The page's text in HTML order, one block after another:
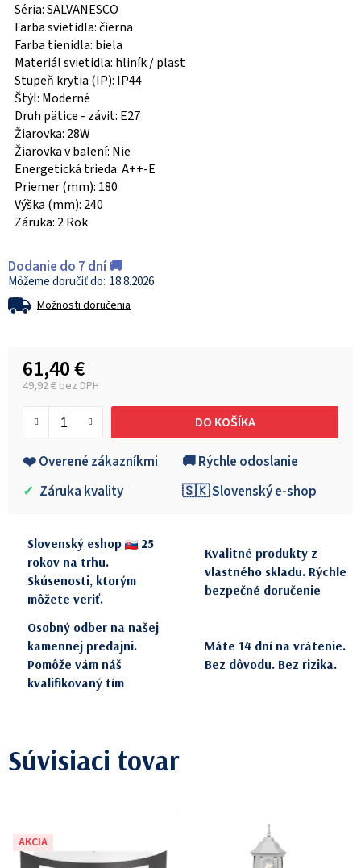
Séria: SALVANESCO
Farba svietidla: čierna
Farba tienidla: biela
Materiál svietidla: hliník / plast
Stupeň krytia (IP): IP44
Štýl: Moderné
Druh pätice - závit: E27
Žiarovka: 28W
Žiarovka v balení: Nie
Energetická trieda: A++-E
Priemer (mm): 180
Výška (mm): 240
Záruka: 2 Rok
Dodanie do 7 dní 🚚
18.8.2026
Možnosti doručenia
61,40 €
49,92 € bez DPH
DO KOŠÍKA
❤️ Overené zákazníkmi
🚚 Rýchle odoslanie
✓ Záruka kvality 🇸🇰 Slovenský e-shop
Slovenský eshop
25
rokov na trhu.
Skúsenosti, ktorým
môžete veriť.
Kvalitné produkty z
vlastného skladu. Rýchle
bezpečné doručenie
Osobný odber na našej
kamennej predajni.
Pomôže vám náš
kvalifikovaný tím
Máte 14 dní na vrátenie.
Bez dôvodu. Bez rizika.
Súvisiaci tovar
AKCIA